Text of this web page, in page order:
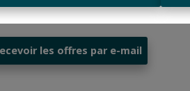
nouvelles offres ?
les offres par e-mail